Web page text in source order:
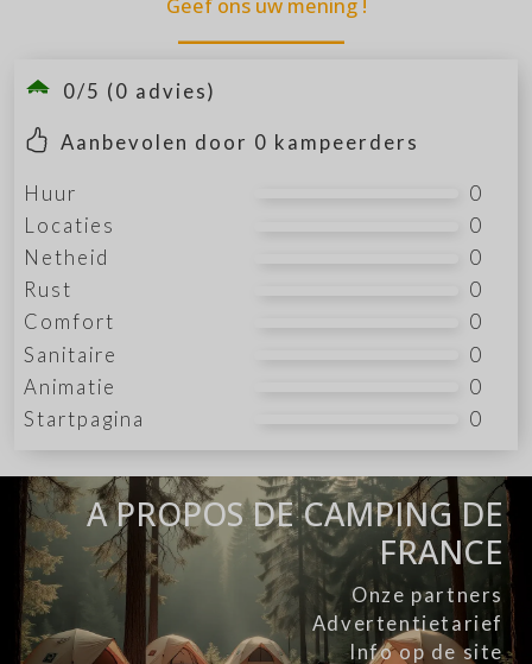
Geef ons uw mening !
0/5 (0 advies)
Aanbevolen door 0 kampeerders
Huur
0
Locaties
0
Netheid
0
Rust
0
Comfort
0
Sanitaire
0
Animatie
0
Startpagina
0
A PROPOS DE CAMPING DE
FRANCE
Onze partners
Advertentietarief
Info op de site